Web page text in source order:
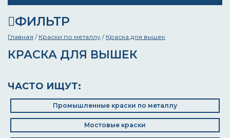
ФИЛЬТР
Главная / Краски по металлу / Краска для вышек
КРАСКА ДЛЯ ВЫШЕК
ЧАСТО ИЩУТ:
Промышленные краски по металлу
Мостовые краски